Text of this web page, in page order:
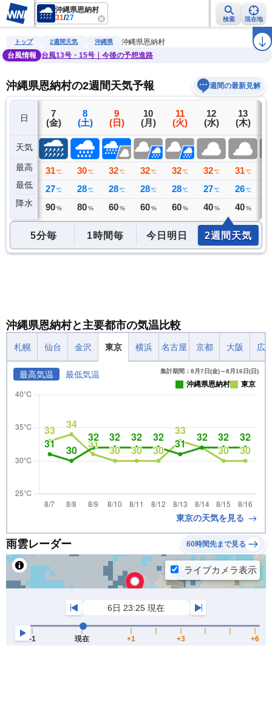
沖縄県恩納村
31/27 検索 現在地
雨雲レーダー 台風情報 地震情報 警報・注意報 ラ
トップ 2週間天気 沖縄県
沖縄県恩納村
台風情報
台風13号・15号｜今後の予想進路
沖縄県恩納村の2週間天気予報 週間の最新見解
日
天気
最高
最低
降水
6
(木)
32 ℃
27 ℃
30ミリ
7
(金)
31 ℃
27 ℃
90 %
8
(土)
30 ℃
28 ℃
80 %
9
(日)
32 ℃
28 ℃
60 %
10
(月)
32 ℃
28 ℃
60 %
11
(火)
32 ℃
28 ℃
60 %
12
(水)
32 ℃
27 ℃
40 %
13
(木)
31 ℃
26 ℃
40 %
5分毎 1時間毎 今日明日 2週間天気
沖縄県恩納村と主要都市の気温比較
札幌 仙台 金沢 東京 横浜 名古屋 京都 大阪 広
最高気温 最低気温 集計期間：8月7日(金)～8月16日(日)
沖縄県恩納村 東京
東京の天気を見る
雨雲レーダー 60時間先まで見る